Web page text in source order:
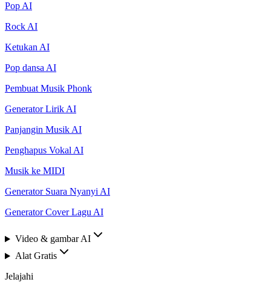
Pop AI
Rock AI
Ketukan AI
Pop dansa AI
Pembuat Musik Phonk
Generator Lirik AI
Panjangin Musik AI
Penghapus Vokal AI
Musik ke MIDI
Generator Suara Nyanyi AI
Generator Cover Lagu AI
Video & gambar AI
Alat Gratis
Jelajahi